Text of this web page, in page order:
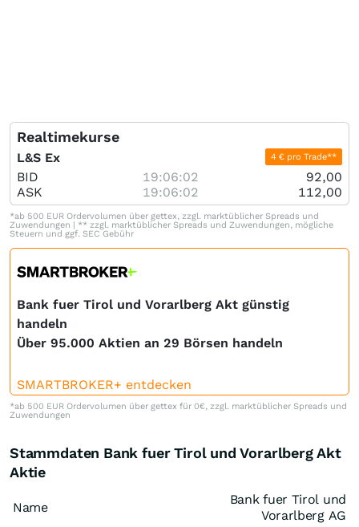
Realtimekurse
L&S Ex 4 € pro Trade**
BID 19:06:02
92,00
ASK
19:06:02 112,00
*ab 500 EUR Ordervolumen über gettex, zzgl. marktüblicher Spreads und
Zuwendungen | ** zzgl. marktüblicher Spreads und Zuwendungen, mögliche
Steuern und ggf. SEC Gebühr
Bank fuer Tirol und Vorarlberg Akt günstig
handeln
Über 95.000 Aktien an 29 Börsen handeln
SMARTBROKER+ entdecken
*ab 500 EUR Ordervolumen über gettex für 0€, zzgl. marktüblicher Spreads und
Zuwendungen
Stammdaten Bank fuer Tirol und Vorarlberg Akt
Aktie
Name
Bank fuer Tirol und
Vorarlberg AG